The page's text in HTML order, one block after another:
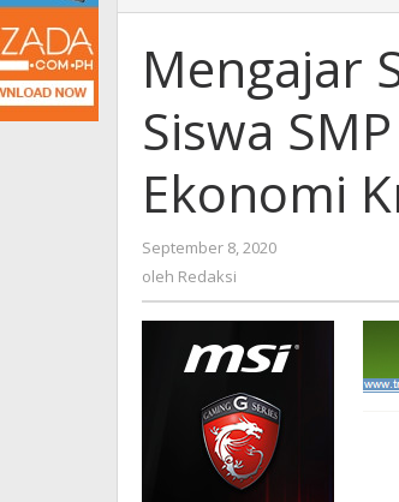
Mengajar
Siswa
Ekonomi
September 8, 2020
oleh Redaksi